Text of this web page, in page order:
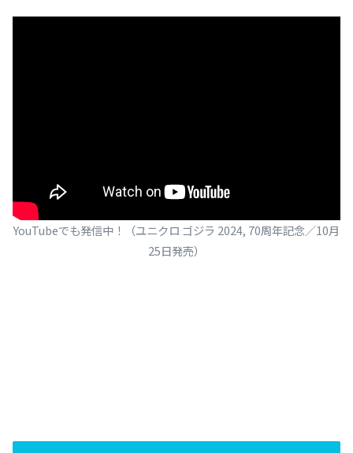
YouTubeでも発信中！（ユニクロ ゴジラ 2024, 70周年記念／10月
25日発売）